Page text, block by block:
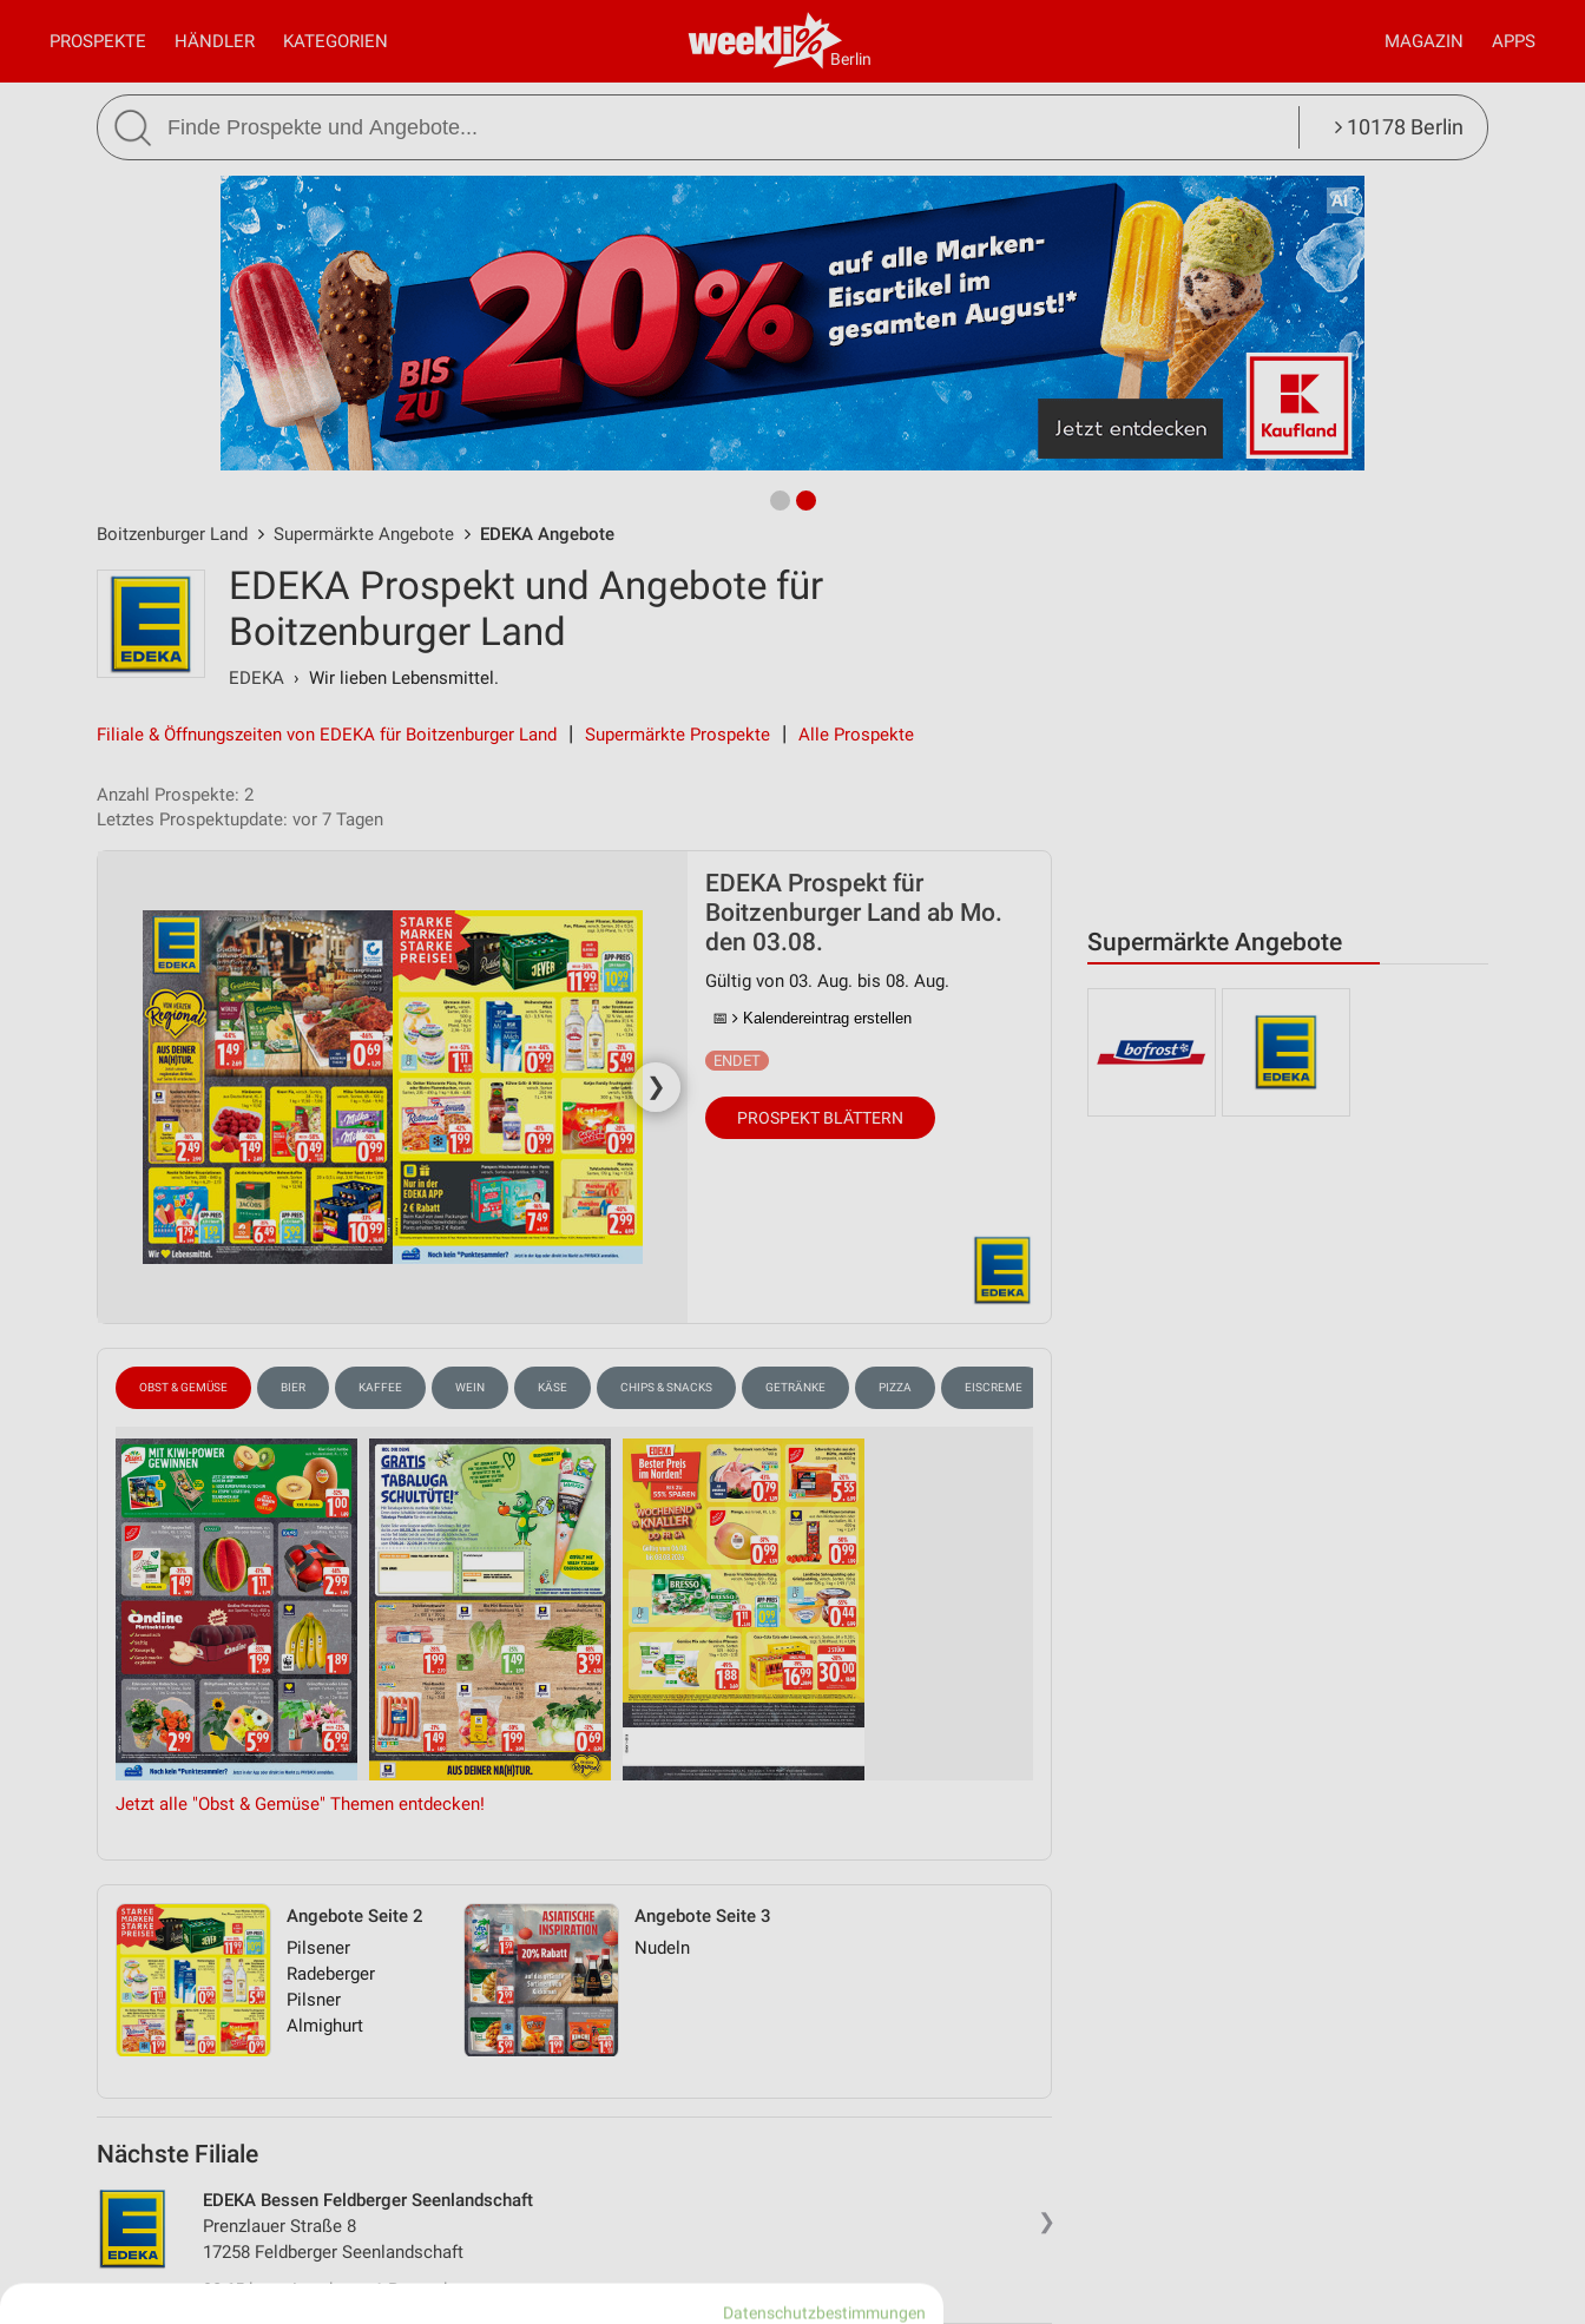
Berlin
PROSPEKTE HÄNDLER KATEGORIEN MAGAZIN APPS
10178 Berlin
Boitzenburger Land Supermärkte Angebote EDEKA Angebote
Supermärkte Angebote
EDEKA Prospekt und Angebote für
Boitzenburger Land
EDEKA › Wir lieben Lebensmittel.
Filiale & Öffnungszeiten von EDEKA für Boitzenburger Land Supermärkte Prospekte Alle Prospekte
Anzahl Prospekte: 2
Letztes Prospektupdate: vor 7 Tagen
❯
EDEKA Prospekt für
Boitzenburger Land ab Mo.
den 03.08.
Gültig von 03. Aug. bis 08. Aug.
📅 Kalendereintrag erstellen
PROSPEKT BLÄTTERN
OBST & GEMÜSE BIER KAFFEE WEIN KÄSE CHIPS & SNACKS GETRÄNKE PIZZA EISCREME
Jetzt alle "Obst & Gemüse" Themen entdecken!
Angebote Seite 2
Pilsener
Radeberger
Pilsner
Almighurt
Angebote Seite 3
Nudeln
Nächste Filiale
❯
EDEKA Bessen Feldberger Seenlandschaft
Prenzlauer Straße 8
17258 Feldberger Seenlandschaft
90,65 km • Angebote: 1 Prospekt
Datenschutzbestimmungen